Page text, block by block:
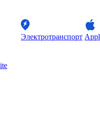
Электротранспорт